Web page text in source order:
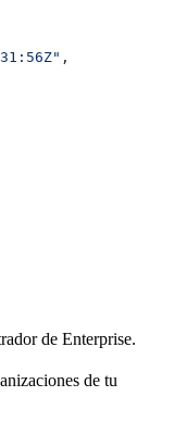
,
de Enterprise.
de tu